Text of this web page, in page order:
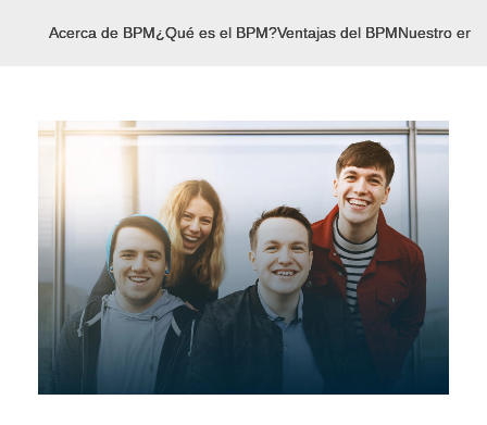
Acerca de BPM¿Qué es el BPM?Ventajas del BPMNuestro